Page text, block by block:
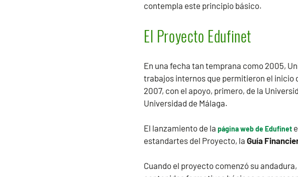
contempla este principio básico.
El Proyecto Edufinet
En una fecha tan temprana como 2005,
trabajos internos que permitieron el inicio
2007, con el apoyo, primero, de la
Universidad de Málaga.
El lanzamiento de la página web de Edufinet
estandartes del Proyecto, la Guía
Cuando el proyecto comenzó su